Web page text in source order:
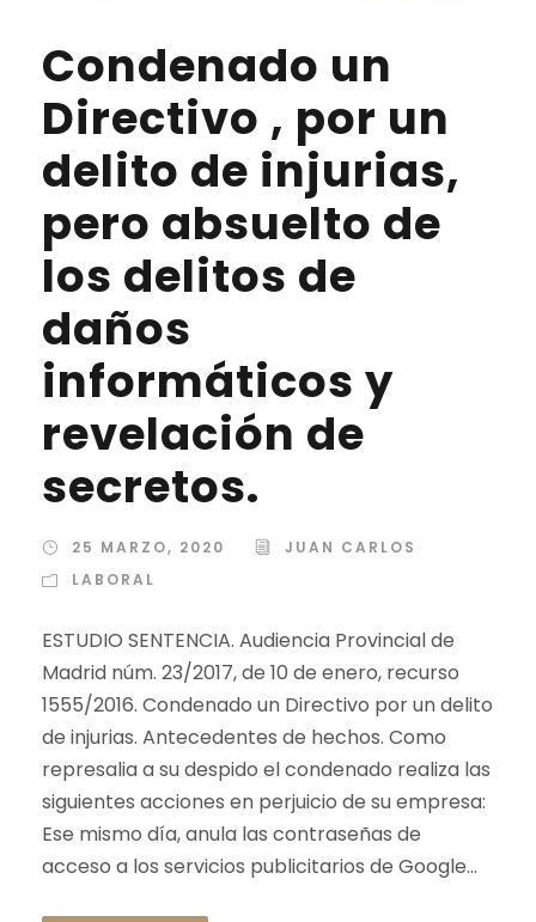
Condenado un
Directivo , por un
delito de injurias,
pero absuelto de
los delitos de
daños
informáticos y
revelación de
secretos.
25 MARZO, 2020
JUAN CARLOS
LABORAL
ESTUDIO SENTENCIA. Audiencia Provincial de
Madrid núm. 23/2017, de 10 de enero, recurso
1555/2016. Condenado un Directivo por un delito
de injurias. Antecedentes de hechos. Como
represalia a su despido el condenado realiza las
siguientes acciones en perjuicio de su empresa:
Ese mismo día, anula las contraseñas de
acceso a los servicios publicitarios de Google...